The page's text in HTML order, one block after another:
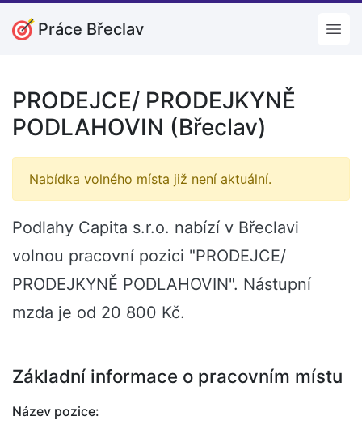
Práce Břeclav
PRODEJCE/ PRODEJKYNĚ
PODLAHOVIN (Břeclav)
Nabídka volného místa již není aktuální.
Podlahy Capita s.r.o. nabízí v Břeclavi
volnou pracovní pozici "PRODEJCE/
PRODEJKYNĚ PODLAHOVIN". Nástupní
mzda je od 20 800 Kč.
Základní informace o pracovním místu
Název pozice: